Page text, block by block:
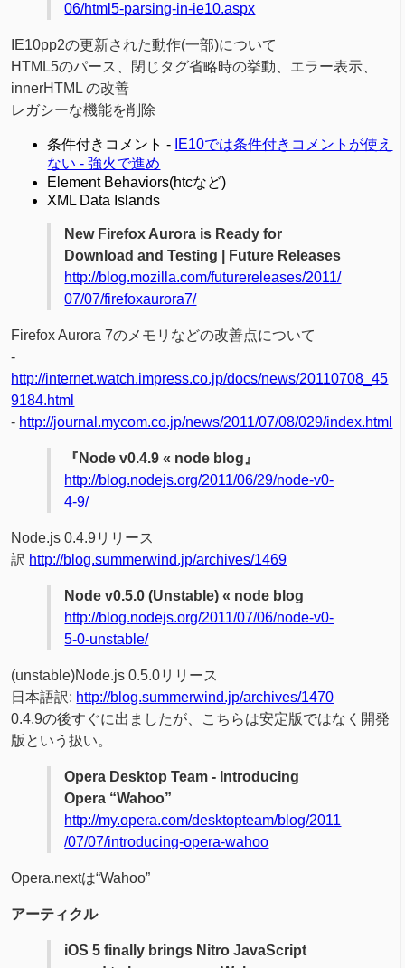
06/html5-parsing-in-ie10.aspx
IE10pp2の更新された動作(一部)について
HTML5のパース、閉じタグ省略時の挙動、エラー表示、
innerHTML の改善
レガシーな機能を削除
条件付きコメント - IE10では条件付きコメントが使え
ない - 強火で進め
Element Behaviors(htcなど)
XML Data Islands
New Firefox Aurora is Ready for
Download and Testing | Future Releases
http://blog.mozilla.com/futurereleases/2011/
07/07/firefoxaurora7/
Firefox Aurora 7のメモリなどの改善点について
-
http://internet.watch.impress.co.jp/docs/news/20110708_45
9184.html
- http://journal.mycom.co.jp/news/2011/07/08/029/index.html
『Node v0.4.9 « node blog』
http://blog.nodejs.org/2011/06/29/node-v0-
4-9/
Node.js 0.4.9リリース
訳 http://blog.summerwind.jp/archives/1469
Node v0.5.0 (Unstable) « node blog
http://blog.nodejs.org/2011/07/06/node-v0-
5-0-unstable/
(unstable)Node.js 0.5.0リリース
日本語訳: http://blog.summerwind.jp/archives/1470
0.4.9の後すぐに出ましたが、こちらは安定版ではなく開発
版という扱い。
Opera Desktop Team - Introducing
Opera “Wahoo”
http://my.opera.com/desktopteam/blog/2011
/07/07/introducing-opera-wahoo
Opera.nextは“Wahoo”
アーティクル
iOS 5 finally brings Nitro JavaScript